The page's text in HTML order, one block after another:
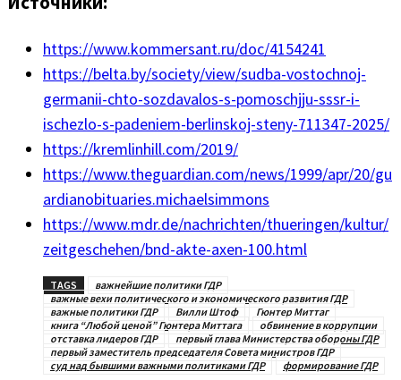
https://www.kommersant.ru/doc/4154241
https://belta.by/society/view/sudba-vostochnoj-
germanii-chto-sozdavalos-s-pomoschjju-sssr-i-
ischezlo-s-padeniem-berlinskoj-steny-711347-2025/
https://kremlinhill.com/2019/
https://www.theguardian.com/news/1999/apr/20/gu
ardianobituaries.michaelsimmons
https://www.mdr.de/nachrichten/thueringen/kultur/
zeitgeschehen/bnd-akte-axen-100.html
TAGS
важнейшие политики ГДР
важные вехи политического и экономического развития ГДР
важные политики ГДР
Вилли Штоф
Гюнтер Миттаг
книга “Любой ценой” Гюнтера Миттага
обвинение в коррупции
отставка лидеров ГДР
первый глава Министерства обороны ГДР
первый заместитель председателя Совета министров ГДР
суд над бывшими важными политиками ГДР
формирование ГДР